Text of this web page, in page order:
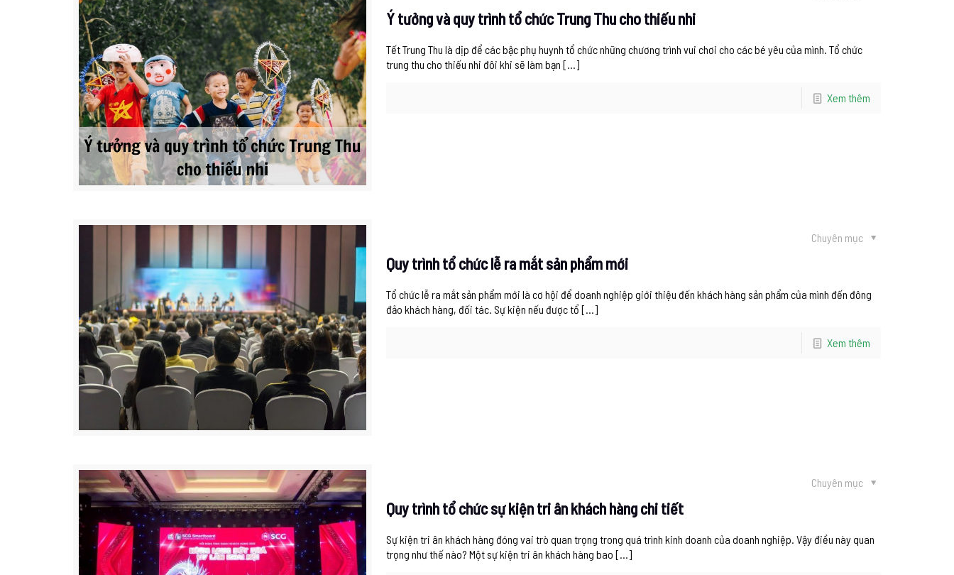
Ý tưởng và quy trình tổ chức Trung Thu cho thiếu nhi
Tết Trung Thu là dịp để các bậc phụ huynh tổ chức những chương trình vui chơi cho các bé yêu của mình. Tổ chức
trung thu cho thiếu nhi đôi khi sẽ làm bạn […]
Xem thêm
Chuyên mục
Quy trình tổ chức lễ ra mắt sản phẩm mới
Tổ chức lễ ra mắt sản phẩm mới là cơ hội để doanh nghiệp giới thiệu đến khách hàng sản phẩm của mình đến đông
đảo khách hàng, đối tác. Sự kiện nếu được tổ […]
Xem thêm
Chuyên mục
Quy trình tổ chức sự kiện tri ân khách hàng chi tiết
Sự kiện tri ân khách hàng đóng vai trò quan trọng trong quá trình kinh doanh của doanh nghiệp. Vậy điều này quan
trọng như thế nào? Một sự kiện tri ân khách hàng bao […]